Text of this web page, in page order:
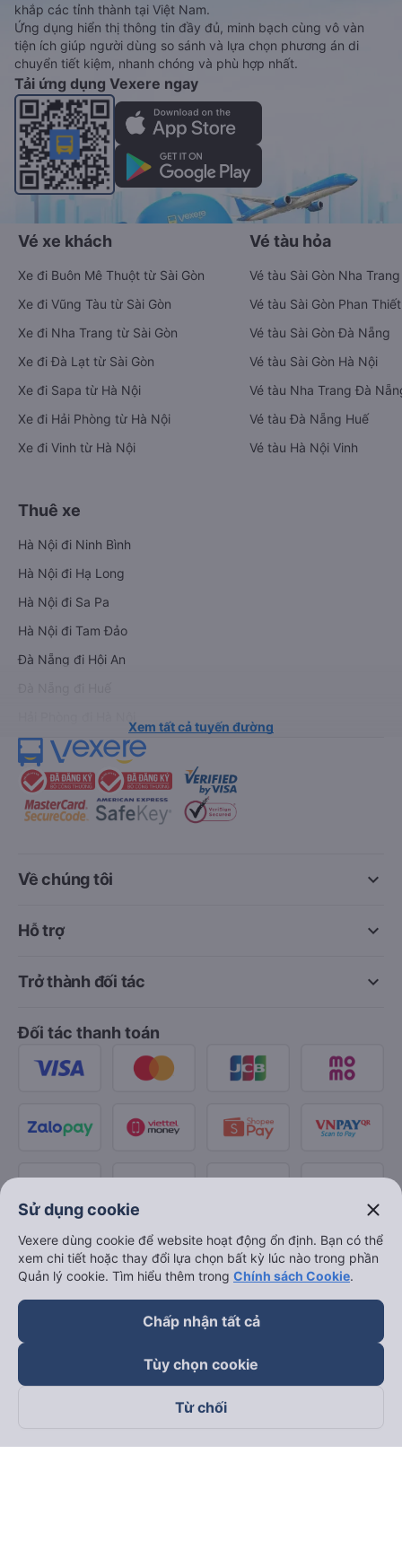
khắp các tỉnh thành tại Việt Nam.
Ứng dụng hiển thị thông tin đầy đủ, minh bạch cùng vô vàn
tiện ích giúp người dùng so sánh và lựa chọn phương án di
chuyển tiết kiệm, nhanh chóng và phù hợp nhất.
Tải ứng dụng Vexere ngay
Vé xe khách
Xe đi Buôn Mê Thuột từ Sài Gòn
Xe đi Vũng Tàu từ Sài Gòn
Xe đi Nha Trang từ Sài Gòn
Xe đi Đà Lạt từ Sài Gòn
Xe đi Sapa từ Hà Nội
Xe đi Hải Phòng từ Hà Nội
Xe đi Vinh từ Hà Nội
Vé tàu hỏa
Vé tàu Sài Gòn Nha Trang
Vé tàu Sài Gòn Phan Thiết
Vé tàu Sài Gòn Đà Nẵng
Vé tàu Sài Gòn Hà Nội
Vé tàu Nha Trang Đà
Vé tàu Đà Nẵng Huế
Vé tàu Hà Nội Vinh
Thuê xe
Hà Nội đi Ninh Bình
Hà Nội đi Hạ Long
Hà Nội đi Sa Pa
Hà Nội đi Tam Đảo
Đà Nẵng đi Hội An
Xem tất cả tuyến đường
keyboard_arrow_down
Về chúng tôi
keyboard_arrow_down
Hỗ trợ
keyboard_arrow_down
Trở thành đối tác
Đối tác thanh toán
Theo dõi chúng tôi trên
Sử dụng cookie close
Vexere dùng cookie để website hoạt động ổn định. Bạn có thể
xem chi tiết hoặc thay đổi lựa chọn bất kỳ lúc nào trong phần
Quản lý cookie. Tìm hiểu thêm trong Chính sách Cookie.
Chấp nhận tất cả
Tùy chọn cookie
Từ chối